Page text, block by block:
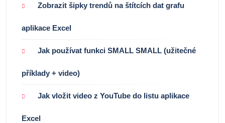
Zobrazit šipky trendů na štítcích dat grafu
aplikace Excel
Jak používat funkci SMALL SMALL (užitečné
příklady + video)
Jak vložit video z YouTube do listu aplikace
Excel